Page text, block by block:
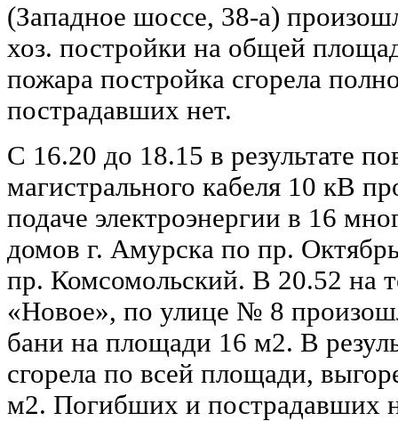
(Западное шоссе, 38-а)
хоз. постройки на общей
пожара постройка сгорела
пострадавших нет.
С 16.20 до 18.15 в результате
магистрального кабеля 10 кВ
подаче электроэнергии в 16
домов г. Амурска по пр.
пр. Комсомольский. В 20.52 на
«Новое», по улице № 8
бани на площади 16 м2. В
сгорела по всей площади,
м2. Погибших и пострадавших